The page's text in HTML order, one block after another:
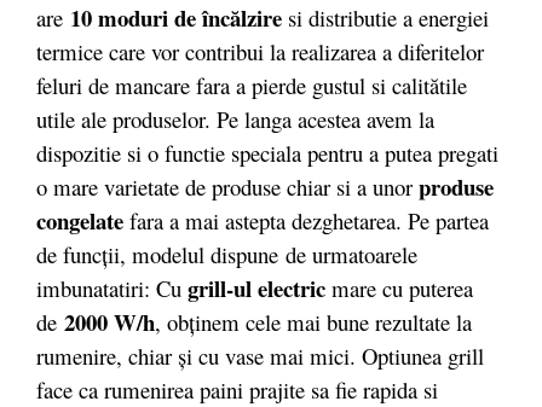
are 10 moduri de încălzire si distributie a energiei
termice care vor contribui la realizarea a diferitelor
feluri de mancare fara a pierde gustul si calitătile
utile ale produselor. Pe langa acestea avem la
dispozitie si o functie speciala pentru a putea pregati
o mare varietate de produse chiar si a unor produse
congelate fara a mai astepta dezghetarea. Pe partea
de funcții, modelul dispune de urmatoarele
imbunatatiri: Cu grill-ul electric mare cu puterea
de 2000 W/h, obţinem cele mai bune rezultate la
rumenire, chiar şi cu vase mai mici. Optiunea grill
face ca rumenirea paini prajite sa fie rapida si